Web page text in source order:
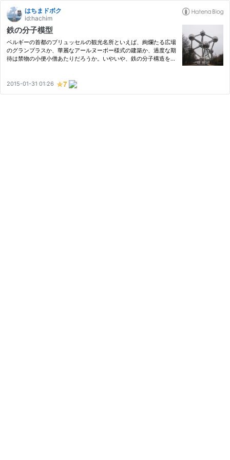
はちまドボク
id:hachim
鉄の分子模型
ベルギーの首都のブリュッセルの観光名所といえば、絢爛たる広場
のグランプラスか、華麗なアールヌーボー様式の建築か、過度な期
待は禁物の小便小僧あたりだろうか。いやいや、鉄の分子構造を16
…
2015-01-31 01:26